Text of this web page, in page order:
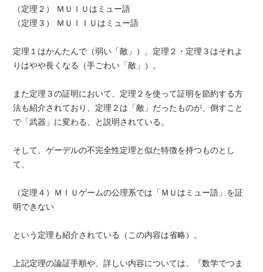
（定理２） ＭＵＩＵはミュー語
（定理３） ＭＵＩＩＵはミュー語
定理１はかんたんで（弱い「敵」）、定理２・定理３はそれよ
りはやや長くなる（手ごわい「敵」）。
また定理３の証明において、定理２を使って証明を節約する方
法も紹介されており、定理２は「敵」だったものが、倒すこと
で「武器」に変わる、と説明されている。
そして、ゲーデルの不完全性定理と似た特徴を持つものとし
て、
（定理４）ＭＩＵゲームの公理系では「ＭＵはミュー語」を証
明できない
という定理も紹介されている（この内容は省略）。
上記定理の論証手順や、詳しい内容については、『数学でつま